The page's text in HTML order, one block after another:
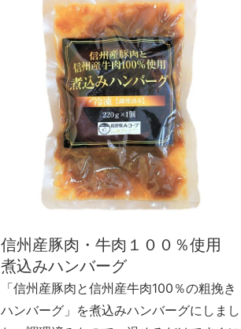
信州産豚肉・牛肉１００％使用
煮込みハンバーグ
「信州産豚肉と信州産牛肉100％の粗挽き
ハンバーグ」を煮込みハンバーグにしまし